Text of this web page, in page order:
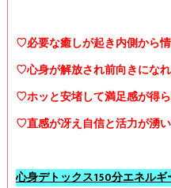
♡必要な癒しが起き内側から情
♡心身が解放され前向きになれ
♡ホッと安堵して満足感が得ら
♡直感が冴え自信と活力が湧い
心身デトックス150分エネル